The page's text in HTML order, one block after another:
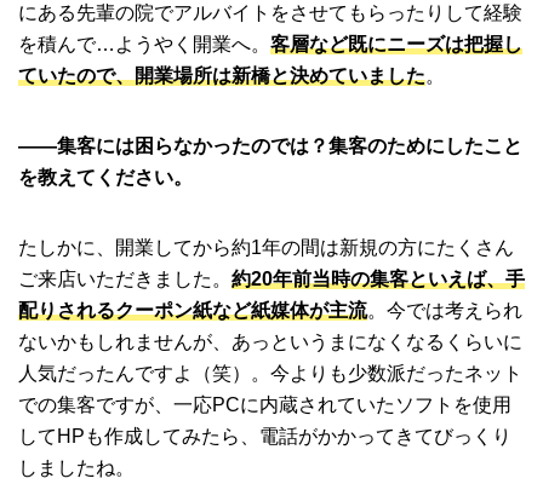
にある先輩の院でアルバイトをさせてもらったりして経験
を積んで…ようやく開業へ。 客層など既にニーズは把握し
ていたので、開業場所は新橋と決めていました。
――集客には困らなかったのでは？集客のためにしたこと
を教えてください。
たしかに、開業してから約1年の間は新規の方にたくさん
ご来店いただきました。 約20年前当時の集客といえば、手
配りされるクーポン紙など紙媒体が主流。今では考えられ
ないかもしれませんが、あっというまになくなるくらいに
人気だったんですよ（笑）。今よりも少数派だったネット
での集客ですが、一応PCに内蔵されていたソフトを使用
してHPも作成してみたら、電話がかかってきてびっくり
しましたね。